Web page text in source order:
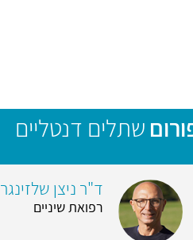
שתלים דנטליים
ד"ר ניצן שלזינגר
רפואת שיניים